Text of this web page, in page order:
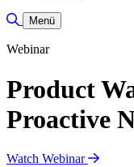
Suche umschalten
Menü
Webinar
Product
Proactive
Watch Webinar